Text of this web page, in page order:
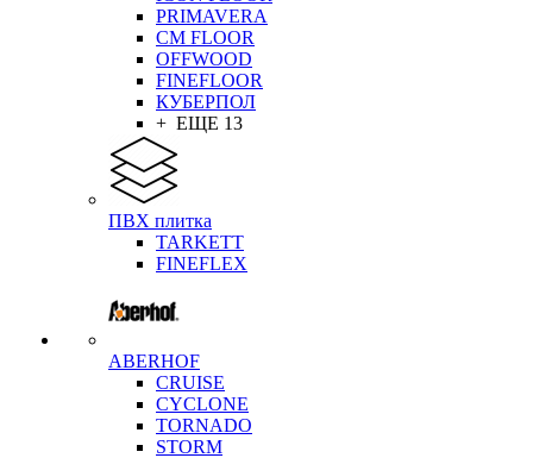
PRIMAVERA
CM FLOOR
OFFWOOD
FINEFLOOR
КУБЕРПОЛ
+ ЕЩЕ 13
ПВХ плитка
TARKETT
FINEFLEX
ABERHOF
CRUISE
CYCLONE
TORNADO
STORM